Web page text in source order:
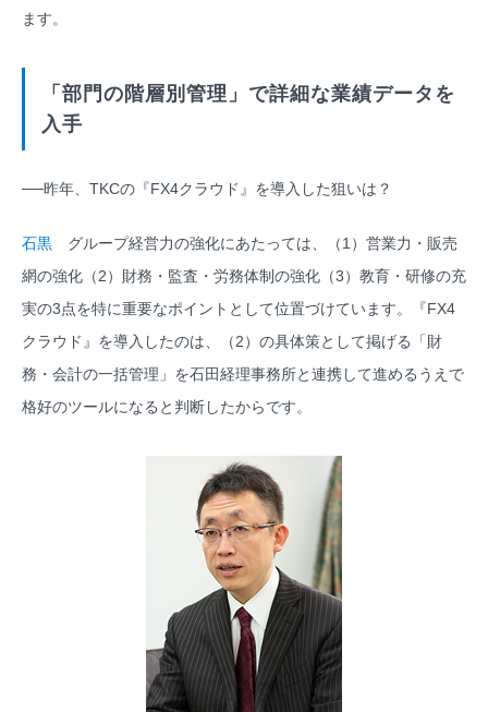
ます。
「部門の階層別管理」で詳細な業績データを
入手
──昨年、TKCの『FX4クラウド』を導入した狙いは？
石黒 グループ経営力の強化にあたっては、（1）営業力・販売
網の強化（2）財務・監査・労務体制の強化（3）教育・研修の充
実の3点を特に重要なポイントとして位置づけています。『FX4
クラウド』を導入したのは、（2）の具体策として掲げる「財
務・会計の一括管理」を石田経理事務所と連携して進めるうえで
格好のツールになると判断したからです。